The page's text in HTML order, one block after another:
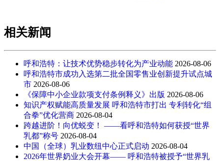
相关新闻
呼和浩特：让技术优势稳步转化为产业动能 2026-08-06
呼和浩特市成功入选第二批全国零售业创新提升试点城
市 2026-08-06
《保障中小企业款项支付条例释义》出版 2026-08-06
知识产权赋能高质量发展 呼和浩特市打出 专利转化“组
合拳”优化营商 2026-08-04
跨越进阶！向优蜕变！ ——看呼和浩特如何获授“世界
乳都”称号 2026-08-04
中国（全球）乳业数纽中心正式启动 2026-08-04
2026年世界奶业大会开幕—— 呼和浩特被授予“世界乳